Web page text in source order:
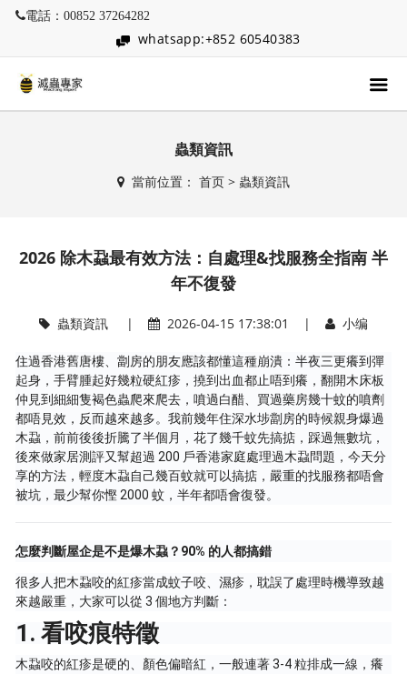
電話：00852 37264282
whatsapp:+852 60540383
蟲類資訊
當前位置： 首页> 蟲類資訊
2026 除木蝨最有效方法：自處理&找服務全指南 半
年不復發
蟲類資訊| 2026-04-15 17:38:01 | 小编
住過香港舊唐樓、劏房的朋友應該都懂這種崩潰：半夜三更癢到彈
起身，手臂腫起好幾粒硬紅疹，撓到出血都止唔到癢，翻開木床板
仲見到細細隻褐色蟲爬來爬去，噴過白醋、買過藥房幾十蚊的噴劑
都唔見效，反而越來越多。我前幾年住深水埗劏房的時候親身爆過
木蝨，前前後後折騰了半個月，花了幾千蚊先搞掂，踩過無數坑，
後來做家居測評又幫超過 200 戶香港家庭處理過木蝨問題，今天分
享的方法，輕度木蝨自己幾百蚊就可以搞掂，嚴重的找服務都唔會
被坑，最少幫你慳 2000 蚊，半年都唔會復發。
怎麼判斷屋企是不是爆木蝨？90% 的人都搞錯
很多人把木蝨咬的紅疹當成蚊子咬、濕疹，耽誤了處理時機導致越
來越嚴重，大家可以從 3 個地方判斷：
1. 看咬痕特徵
木蝨咬的紅疹是硬的、顏色偏暗紅，一般連著 3-4 粒排成一線，癢